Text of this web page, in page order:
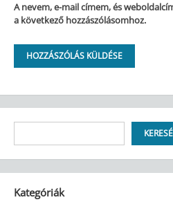
A nevem, e-mail címem, és
a következő hozzászólásomhoz.
Kategóriák